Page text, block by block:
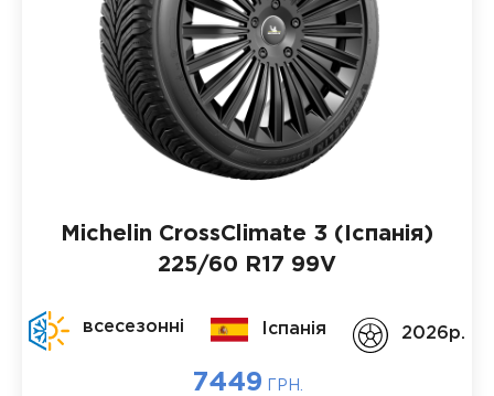
Michelin CrossClimate 3 (Іспанія)
225/60 R17 99V
всесезонні Іспанія 2026p.
7449 ГРН.